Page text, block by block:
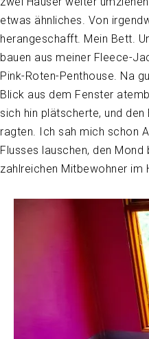
etwas ähnliches. Von
herangeschafft. Mein Bett.
bauen aus meiner Fleece-
Pink-Roten-Penthouse. Na
Blick aus dem Fenster
sich hin plätscherte, und
ragten. Ich sah mich schon
Flusses lauschen, den
zahlreichen Mitbewohner im